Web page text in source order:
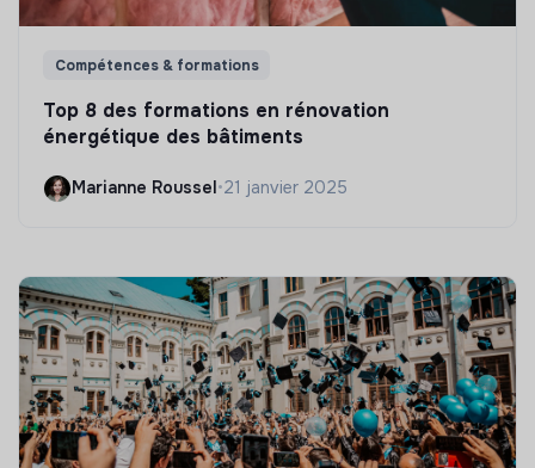
Compétences & formations
Top 8 des formations en rénovation
énergétique des bâtiments
Marianne Roussel•21 janvier 2025